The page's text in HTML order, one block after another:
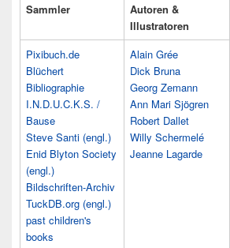
Sammler
Autoren &
Illustratoren
Pixibuch.de
Blüchert
Bibliographie
I.N.D.U.C.K.S. /
Bause
Steve Santi (engl.)
Enid Blyton Society
(engl.)
Bildschriften-Archiv
TuckDB.org (engl.)
past children's
books
Alain Grée
Dick Bruna
Georg Zemann
Ann Mari Sjögren
Robert Dallet
Willy Schermelé
Jeanne Lagarde